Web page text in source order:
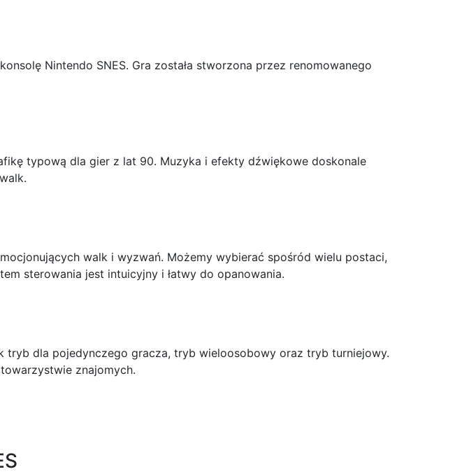
Nintendo SNES. Gra została stworzona przez renomowanego
typową dla gier z lat 90. Muzyka i efekty dźwiękowe doskonale
walk i wyzwań. Możemy wybierać spośród wielu postaci,
sterowania jest intuicyjny i łatwy do opanowania.
tryb dla pojedynczego gracza, tryb wieloosobowy oraz tryb turniejowy.
znajomych.